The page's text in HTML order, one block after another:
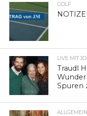
GOLF
LIVE MIT
Traudl
Spuren
ALLGEMEIN